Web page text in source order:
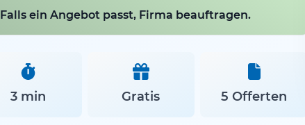
Falls ein Angebot passt, Firma beauftragen.
3 min Gratis 5 Offerten